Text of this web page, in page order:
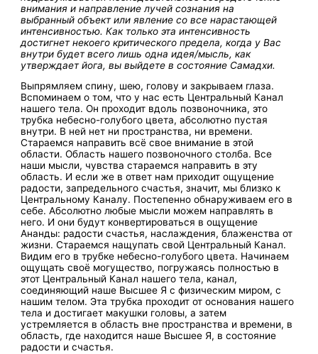
внимания и направление лучей сознания на
выбранный объект или явление со все нарастающей
интенсивностью. Как только эта интенсивность
достигнет некоего критического предела, когда у Вас
внутри будет всего лишь одна идея/мысль, как
утверждает йога, вы выйдете в состояние Самадхи.
Выпрямляем спину, шею, голову и закрываем глаза.
Вспоминаем о том, что у нас есть Центральный Канал
нашего тела. Он проходит вдоль позвоночника, это
трубка небесно-голубого цвета, абсолютно пустая
внутри. В ней нет ни пространства, ни времени.
Стараемся направить всё свое внимание в этой
области. Область нашего позвоночного столба. Все
наши мысли, чувства стараемся направить в эту
область. И если же в ответ нам приходит ощущение
радости, запредельного счастья, значит, мы близко к
Центральному Каналу. Постепенно обнаруживаем его в
себе. Абсолютно любые мысли можем направлять в
него. И они будут конвертироваться в ощущение
Ананды: радости счастья, наслаждения, блаженства от
жизни. Стараемся нащупать свой Центральный Канал.
Видим его в трубке небесно-голубого цвета. Начинаем
ощущать своё могущество, погружаясь полностью в
этот Центральный Канал нашего тела, канал,
соединяющий наше Высшее Я с физическим миром, с
нашим телом. Эта трубка проходит от основания нашего
тела и достигает макушки головы, а затем
устремляется в область вне пространства и времени, в
область, где находится наше Высшее Я, в состояние
радости и счастья.